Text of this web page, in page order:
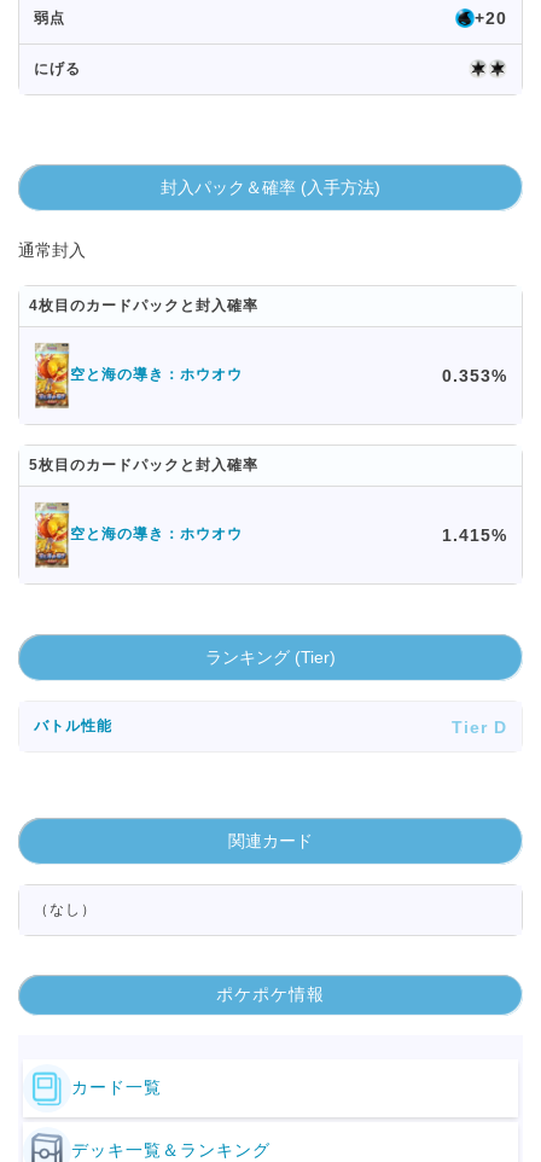
弱点 +20
にげる
封入パック＆確率 (入手方法)
通常封入
4枚目のカードパックと封入確率
空と海の導き：ホウオウ 0.353%
5枚目のカードパックと封入確率
空と海の導き：ホウオウ 1.415%
ランキング (Tier)
バトル性能 Tier D
関連カード
（なし）
ポケポケ情報
カード一覧
デッキ一覧＆ランキング